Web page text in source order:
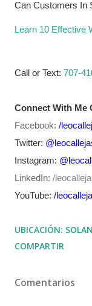
Can Customers In
Learn 10 Effective
Call or Text: 707-
Connect With Me
Facebook: /
Twitter:
Instagram:
LinkedIn: /
YouTube: /
UBICACIÓN:
COMPARTIR
Comentarios